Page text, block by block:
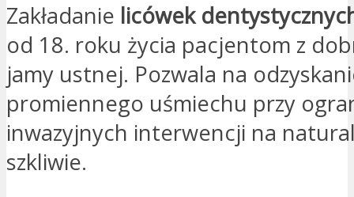
Zakładanie licówek
od 18. roku życia pacjentom z
jamy ustnej. Pozwala na
promiennego uśmiechu przy
inwazyjnych interwencji na
szkliwie.